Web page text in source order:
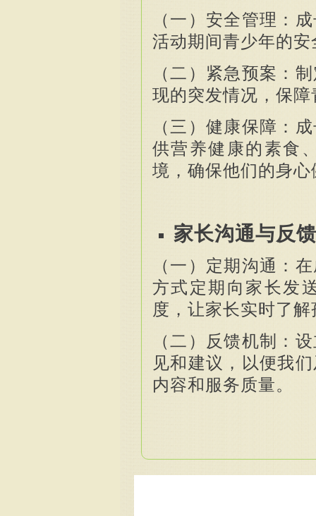
（一）安全管理：
活动期间青少年的安
（二）紧急预案：
现的突发情况，保
（三）健康保障：
供营养健康的素食
境，确保他们的身心
家长沟通与反馈
（一）定期沟通：
方式定期向家长发
度，让家长实时了
（二）反馈机制：
见和建议，以便我
内容和服务质量。